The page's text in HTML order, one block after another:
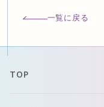
一覧に戻る
TOP